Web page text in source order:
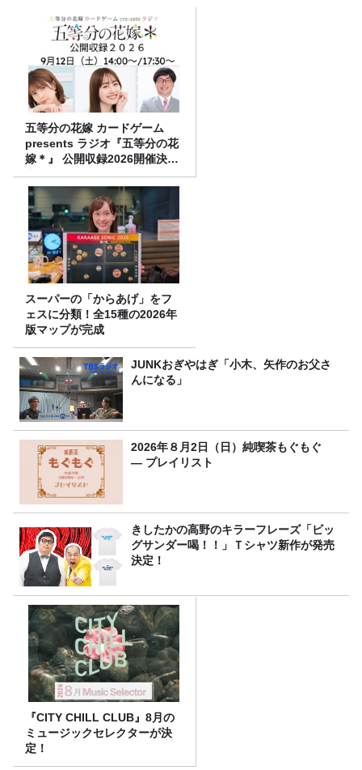
五等分の花嫁 カードゲーム
presents ラジオ『五等分の花
嫁＊』 公開収録2026開催決
定！
スーパーの「からあげ」をフ
ェスに分類！全15種の2026年
版マップが完成
JUNKおぎやはぎ「小木、矢作のお父さ
んになる」
2026年８月2日（日）純喫茶もぐもぐ
― プレイリスト
きしたかの高野のキラーフレーズ「ビッ
グサンダー喝！！」Ｔシャツ新作が発売
決定！
『CITY CHILL CLUB』8月の
ミュージックセレクターが決
定！